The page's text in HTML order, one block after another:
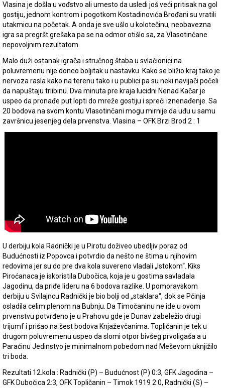
Vlasina je došla u vođstvo ali umesto da usledi još veći pritisak na gol
gostiju, jednom kontrom i pogotkom Kostadinovića Brođani su vratili
utakmicu na početak. A onda je sve ušlo u kolotečinu, neobavezna
igra sa pregršt grešaka pa se na odmor otišlo sa, za Vlasotinčane
nepovoljnim rezultatom.
Malo duži ostanak igrača i stručnog štaba u svlačionici na
poluvremenu nije doneo boljitak u nastavku. Kako se bližio kraj tako je
nervoza rasla kako na terenu tako i u publici pa su neki navijači počeli
da napuštaju triibinu. Dva minuta pre kraja lucidni Nenad Kačar je
uspeo da pronađe put lopti do mreže gostiju i spreči iznenađenje. Sa
20 bodova na svom kontu Vlasotinčani mogu mirnije da uđu u samu
završnicu jesenjeg dela prvenstva. Vlasina – OFK Brzi Brod 2 : 1
U derbiju kola Radnički je u Pirotu doživeo ubedljiv poraz od
Budućnosti iz Popovca i potvrdio da nešto ne štima u njihovim
redovima jer su do pre dva kola suvereno vladali „Istokom“. Kiks
Piroćanaca je iskoristila Dubočica, koja je u gostima savladala
Jagodinu, da priđe lideru na 6 bodova razlike. U pomoravskom
derbiju u Svilajncu Radnički je bio bolji od „staklara“, dok se Pčinja
osladila celim plenom na Bubnju. Da Timočaninu ne ide u ovom
prvenstvu potvrđeno je u Prahovu gde je Dunav zabeležio drugi
trijumf i prišao na šest bodova Knjaževčanima. Topličanin je tek u
drugom poluvremenu uspeo da slomi otpor bivšeg prvoligaša a u
Paraćinu Jedinstvo je minimalnom pobedom nad Meševom uknjižilo
tri boda.
Rezultati 12.kola : Radnički (P) – Budućnost (P) 0:3, GFK Jagodina –
GFK Dubočica 2:3, OFK Topličanin – Timok 1919 2:0, Radnički (S) –